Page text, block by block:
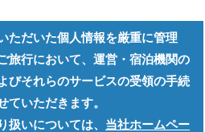
ただいた個人情報を厳重に管理
旅行において、運営・宿泊機関の
びそれらのサービスの受領の手続
ていただきます。
扱いについては、 当社ホームペー